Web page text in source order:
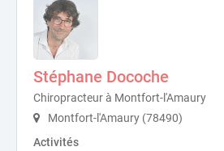
Stéphane Docoche
Chiropracteur à Montfort-l'Amaury
Montfort-l'Amaury (78490)
Activités